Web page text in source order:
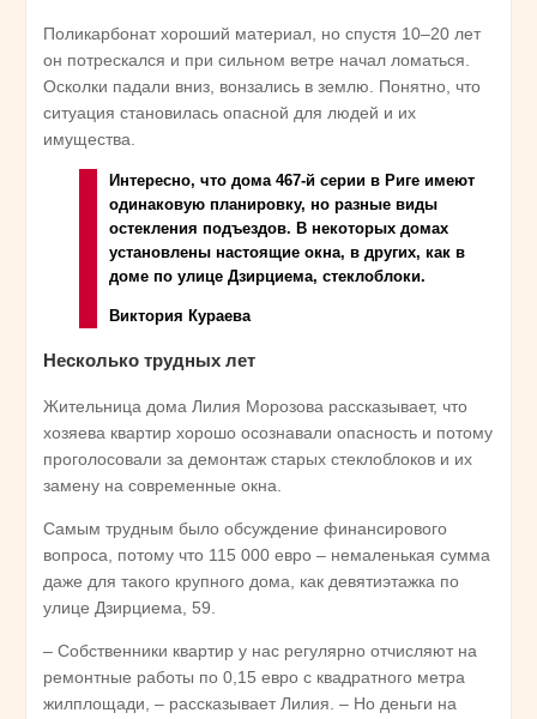
Поликарбонат хороший материал, но спустя 10–20 лет
он потрескался и при сильном ветре начал ломаться.
Осколки падали вниз, вонзались в землю. Понятно, что
ситуация становилась опасной для людей и их
имущества.
Интересно, что дома 467-й серии в Риге имеют
одинаковую планировку, но разные виды
остекления подъездов. В некоторых домах
установлены настоящие окна, в других, как в
доме по улице Дзирциема, стеклоблоки.
Виктория Кураева
Несколько трудных лет
Жительница дома Лилия Морозова рассказывает, что
хозяева квартир хорошо осознавали опасность и потому
проголосовали за демонтаж старых стеклоблоков и их
замену на современные окна.
Самым трудным было обсуждение финансирового
вопроса, потому что 115 000 евро – немаленькая сумма
даже для такого крупного дома, как девятиэтажка по
улице Дзирциема, 59.
– Собственники квартир у нас регулярно отчисляют на
ремонтные работы по 0,15 евро с квадратного метра
жилплощади, – рассказывает Лилия. – Но деньги на